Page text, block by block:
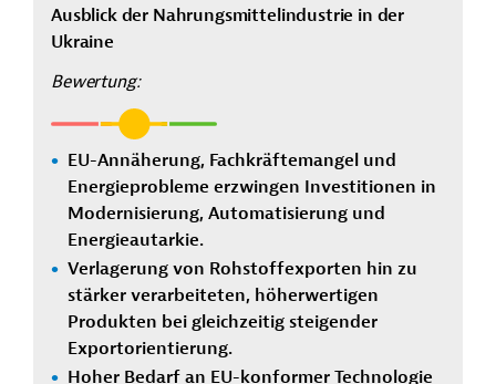
Ausblick der Nahrungsmittelindustrie in der
Ukraine
Bewertung:
EU-Annäherung, Fachkräftemangel und
Energieprobleme erzwingen Investitionen in
Modernisierung, Automatisierung und
Energieautarkie.
Verlagerung von Rohstoffexporten hin zu
stärker verarbeiteten, höherwertigen
Produkten bei gleichzeitig steigender
Exportorientierung.
Hoher Bedarf an EU-konformer Technologie